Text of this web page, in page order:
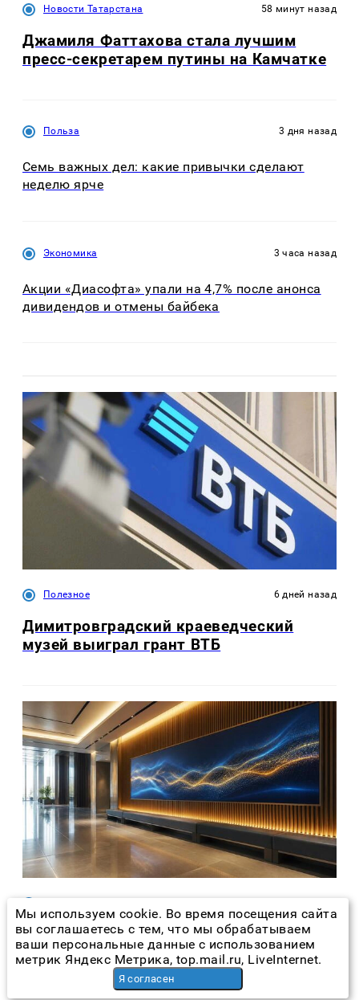
Новости Татарстана 58 минут назад
Джамиля Фаттахова стала лучшим
пресс-секретарем путины на Камчатке
Польза 3 дня назад
Семь важных дел: какие привычки сделают
неделю ярче
Экономика 3 часа назад
Акции «Диасофта» упали на 4,7% после анонса
дивидендов и отмены байбека
Полезное 6 дней назад
Димитровградский краеведческий
музей выиграл грант ВТБ
В Татарстане открыли электронную
Доску почета с 15 тыс. имен
Мы используем cookie. Во время посещения сайта
вы соглашаетесь с тем, что мы обрабатываем
ваши персональные данные с использованием
метрик Яндекс Метрика, top.mail.ru, LiveInternet.
Я согласен